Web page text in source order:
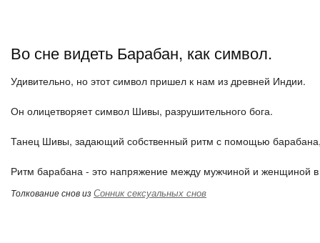
Во сне видеть Барабан, как символ.
Удивительно, но этот символ пришел к нам из древней Индии.
Он олицетворяет символ Шивы, разрушительного бога.
Танец Шивы, задающий собственный ритм с помощью барабана,
Ритм барабана - это напряжение между мужчиной и женщиной
Толкование снов изСонник сексуальных снов